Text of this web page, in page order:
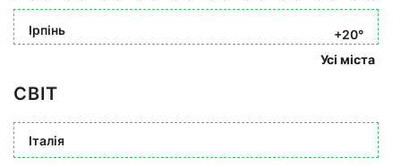
Ірпінь
+20°
Усі міста
СВІТ
Італія